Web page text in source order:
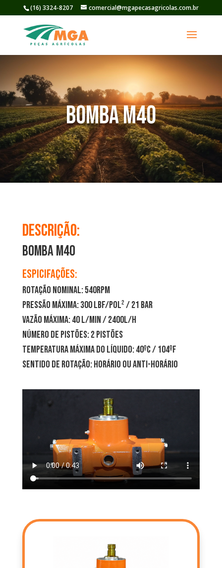
(16) 3324-8207 comercial@mgapecasagricolas.com.br
Bomba M40
Descrição:
Bomba M40
Espicifações:
Rotação Nominal: 540RPM
Pressão Máxima: 300 lbf/pol² / 21 bar
Vazão Máxima: 40 l/min / 2400l/h
Número de Pistões: 2 Pistões
Temperatura Máxima do Líquido: 40ºC / 104ºF
Sentido de Rotação: Horário ou Anti-horário